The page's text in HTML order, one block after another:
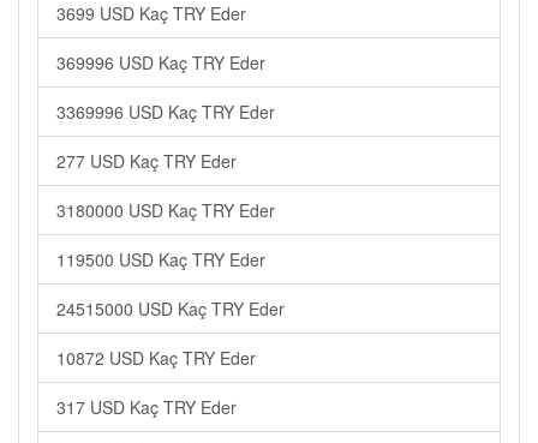
3699 USD Kaç TRY Eder
369996 USD Kaç TRY Eder
3369996 USD Kaç TRY Eder
277 USD Kaç TRY Eder
3180000 USD Kaç TRY Eder
119500 USD Kaç TRY Eder
24515000 USD Kaç TRY Eder
10872 USD Kaç TRY Eder
317 USD Kaç TRY Eder